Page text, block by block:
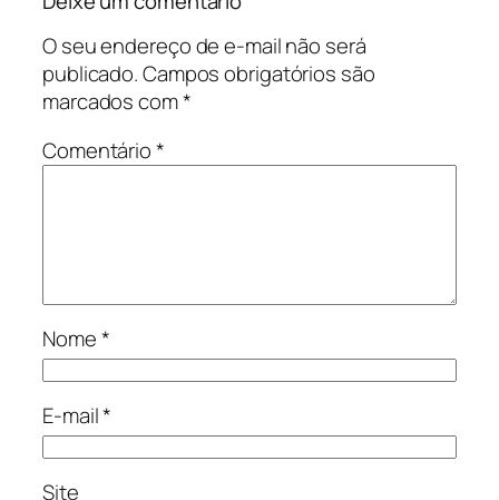
O seu endereço de e-mail não será
publicado.Campos obrigatórios são
marcados com*
Comentário*
Nome*
E-mail*
Site